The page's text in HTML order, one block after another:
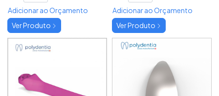
Adicionar ao Orçamento
Ver Produto
Adicionar ao Orçamento
Ver Produto